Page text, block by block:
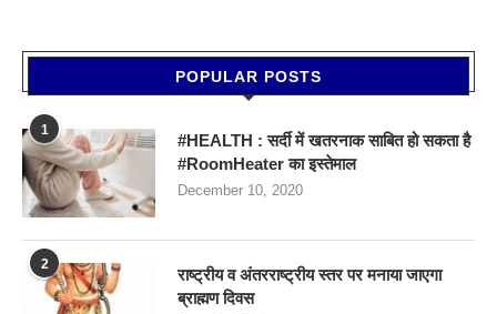
POPULAR POSTS
1
#HEALTH : सर्दी में खतरनाक साबित हो सकता है
#RoomHeater का इस्तेमाल
December 10, 2020
2
राष्ट्रीय व अंतरराष्ट्रीय स्तर पर मनाया जाएगा
ब्राह्मण दिवस